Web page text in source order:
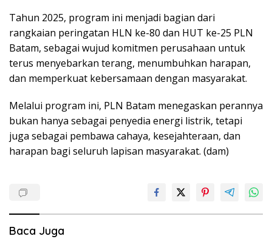
Tahun 2025, program ini menjadi bagian dari
rangkaian peringatan HLN ke-80 dan HUT ke-25 PLN
Batam, sebagai wujud komitmen perusahaan untuk
terus menyebarkan terang, menumbuhkan harapan,
dan memperkuat kebersamaan dengan masyarakat.
Melalui program ini, PLN Batam menegaskan perannya
bukan hanya sebagai penyedia energi listrik, tetapi
juga sebagai pembawa cahaya, kesejahteraan, dan
harapan bagi seluruh lapisan masyarakat. (dam)
Baca Juga